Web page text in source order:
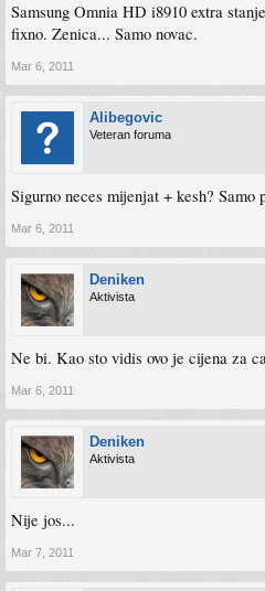
Samsung Omnia HD i8910 extra
fixno. Zenica... Samo novac.
Mar 6, 2011
Alibegovic
Veteran foruma
Sigurno neces mijenjat + kesh? Samo
Mar 6, 2011
Deniken
Aktivista
Ne bi. Kao sto vidis ovo je cijena za
Mar 6, 2011
Deniken
Aktivista
Nije jos...
Mar 7, 2011